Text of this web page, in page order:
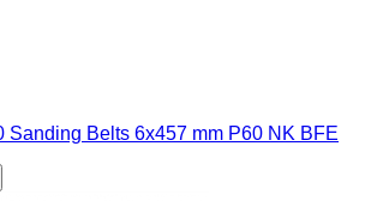
Sanding Belts 6x457 mm P60 NK BFE